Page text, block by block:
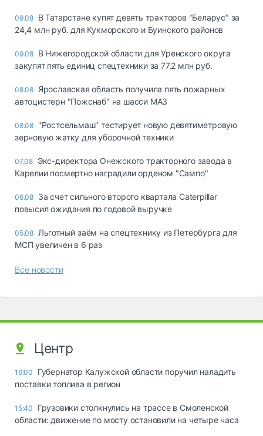
09.08 В Татарстане купят девять тракторов "Беларус" за
24,4 млн руб. для Кукморского и Буинского районов
09.08 В Нижегородской области для Уренского округа
закупят пять единиц спецтехники за 77,2 млн руб.
08.08 Ярославская область получила пять пожарных
автоцистерн "Пожснаб" на шасси МАЗ
08.08 "Ростсельмаш" тестирует новую девятиметровую
зерновую жатку для уборочной техники
07.08 Экс-директора Онежского тракторного завода в
Карелии посмертно наградили орденом "Сампо"
06.08 За счет сильного второго квартала Caterpillar
повысил ожидания по годовой выручке
05.08 Льготный заём на спецтехнику из Петербурга для
МСП увеличен в 6 раз
Все новости
Центр
16:00
Губернатор Калужской области поручил наладить
поставки топлива в регион
15:40
Грузовики столкнулись на трассе в Смоленской
области: движение по мосту остановили на четыре часа